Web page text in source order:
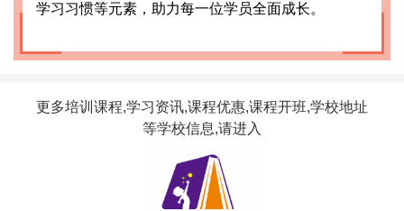
学习习惯等元素，助力每一位学员全面成长。
更多培训课程,学习资讯,课程优惠,课程开班,学校地址
等学校信息,请进入